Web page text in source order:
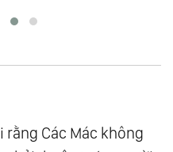
Các Mác không